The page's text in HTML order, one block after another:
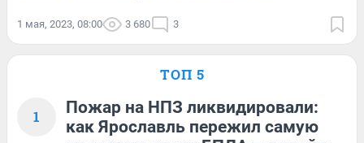
1 мая, 2023, 08:00 3 680 3
ТОП 5
1
Пожар на НПЗ ликвидировали:
как Ярославль пережил самую